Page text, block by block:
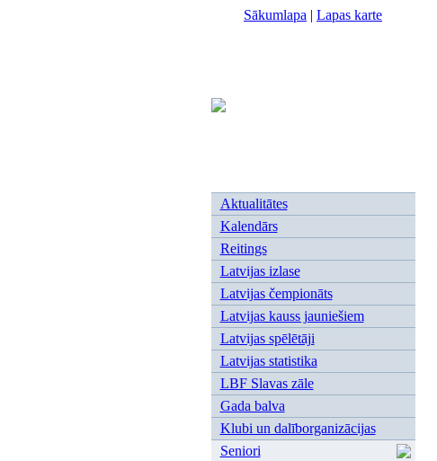
Sākumlapa | Lapas karte
Aktualitātes
Kalendārs
Reitings
Latvijas izlase
Latvijas čempionāts
Latvijas kauss jauniešiem
Latvijas spēlētāji
Latvijas statistika
LBF Slavas zāle
Gada balva
Klubi un dalīborganizācijas
Seniori